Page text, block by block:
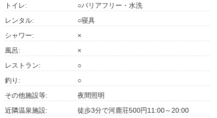
トイレ:
○バリアフリー・水洗
レンタル:
○寝具
シャワー:
×
風呂:
×
レストラン:
○
釣り:
○
その他施設等:
夜間照明
近隣温泉施設:
徒歩3分で河鹿荘500円11:00～20:00